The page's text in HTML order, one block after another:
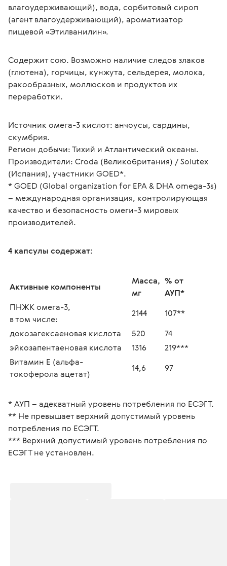
влагоудерживающий), вода, сорбитовый сироп
(агент влагоудерживающий), ароматизатор
пищевой «Этилванилин».
Содержит сою. Возможно наличие следов злаков
(глютена), горчицы, кунжута, сельдерея, молока,
ракообразных, моллюсков и продуктов их
переработки.
Источник омега-3 кислот: анчоусы, сардины,
скумбрия.
Регион добычи: Тихий и Атлантический океаны.
Производители: Croda (Великобритания) / Solutex
(Испания), участники GOED*.
* GOED (Global organization for EPA & DHA omega-3s)
– международная организация, контролирующая
качество и безопасность омеги-3 мировых
производителей.
4 капсулы содержат:
Активные компоненты
Масса,
мг
% от
АУП*
ПНЖК омега-3,
в том числе:
2144
107**
докозагексаеновая кислота
520
74
эйкозапентаеновая кислота
1316
219***
Витамин Е (альфа-
токоферола ацетат)
14,6 97
* АУП – адекватный уровень потребления по ЕСЭГТ.
** Не превышает верхний допустимый уровень
потребления по ЕСЭГТ.
*** Верхний допустимый уровень потребления по
ЕСЭГТ не установлен.